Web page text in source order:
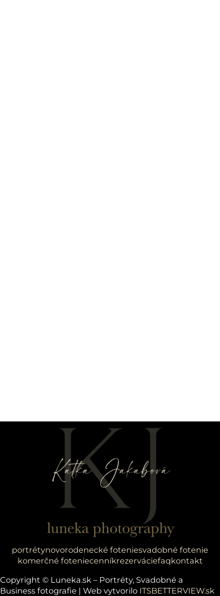
portrétynovorodenecké foteniesvadobné fotenie
komerčné foteniecenníkrezerváciefaqkontakt
Copyright © Luneka.sk – Portréty, Svadobné a
Business fotografie | Web vytvorilo ITSBETTERVIEW.sk